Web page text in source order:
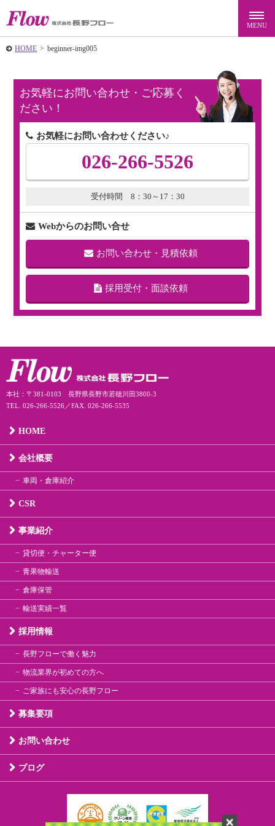
HOME > beginner-img005
お気軽にお問い合わせ・ご応募く
ださい！
お気軽にお問い合わせください♪
026-266-5526
受付時間 8：30～17：30
Webからのお問い合せ
お問い合わせ・見積依頼
採用受付・面談依頼
本社：〒381-0103 長野県長野市若穂川田3800-3
TEL. 026-266-5526／FAX. 026-266-5535
HOME
会社概要
車両・倉庫紹介
CSR
事業紹介
貸切便・チャーター便
青果物輸送
倉庫保管
輸送実績一覧
採用情報
長野フローで働く魅力
物流業界が初めての方へ
ご家族にも安心の長野フロー
募集要項
お問い合わせ
ブログ